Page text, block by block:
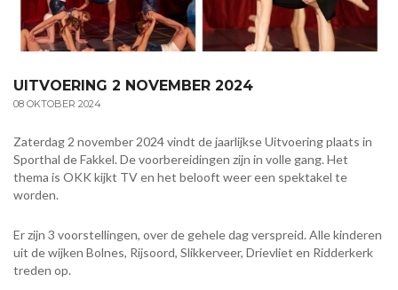
UITVOERING 2 NOVEMBER 2024
08 OKTOBER 2024
Zaterdag 2 november 2024 vindt de jaarlijkse Uitvoering plaats in
Sporthal de Fakkel. De voorbereidingen zijn in volle gang. Het
thema is OKK kijkt TV en het belooft weer een spektakel te
worden.
Er zijn 3 voorstellingen, over de gehele dag verspreid. Alle kinderen
uit de wijken Bolnes, Rijsoord, Slikkerveer, Drievliet en Ridderkerk
treden op.